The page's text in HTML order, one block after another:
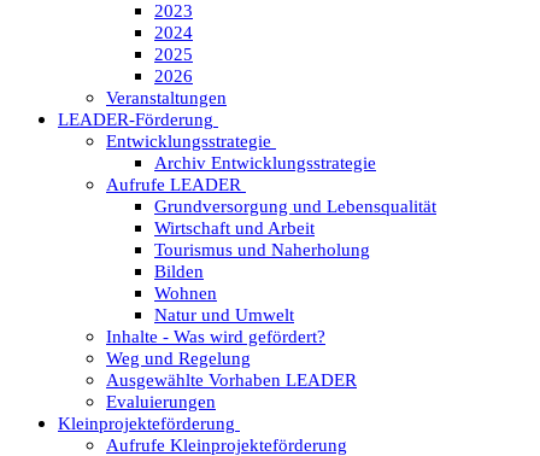
2023
2024
2025
2026
Veranstaltungen
LEADER-Förderung
Entwicklungsstrategie
Archiv Entwicklungsstrategie
Aufrufe LEADER
Grundversorgung und Lebensqualität
Wirtschaft und Arbeit
Tourismus und Naherholung
Bilden
Wohnen
Natur und Umwelt
Inhalte - Was wird gefördert?
Weg und Regelung
Ausgewählte Vorhaben LEADER
Evaluierungen
Kleinprojekteförderung
Aufrufe Kleinprojekteförderung